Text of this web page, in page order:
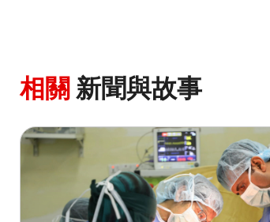
相關 新聞與故事